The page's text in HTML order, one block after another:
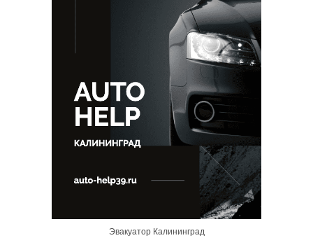
Эвакуатор Калининград